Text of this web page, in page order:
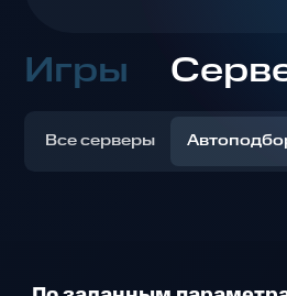
Игры
Все серверы